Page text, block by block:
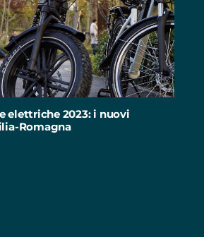
elettriche 2023: i nuovi
Romagna